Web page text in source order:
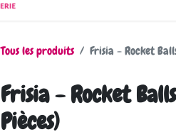
Tous les produits Frisia - Rocket
Frisia - Rocket
Pièces)